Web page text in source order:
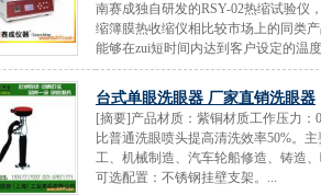
南赛成独自研发的RSY-02热缩试验仪
缩簿膜热收缩仪相比较市场上的同类
能够在zui短时间内达到客户设定的温
台式单眼洗眼器 厂家直销洗眼器
[摘要]产品材质：紫铜材质工作压力：
比普通洗眼喷头提高清洗效率50%。
工、机械制造、汽车轮船修造、铸造
可选配置：不锈钢挂壁支架。...